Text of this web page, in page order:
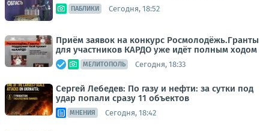
ПАБЛИКИ Сегодня, 18:52
Приём заявок на конкурс Росмолодёжь.Гранты
для участников КАРДО уже идёт полным ходом
МЕЛИТОПОЛЬ Сегодня, 18:33
Сергей Лебедев: По газу и нефти: за сутки под
удар попали сразу 11 объектов
МНЕНИЯ Сегодня, 18:42